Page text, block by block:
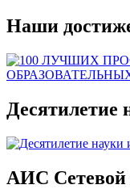
Наши
Десятилетие
АИС Сетевой